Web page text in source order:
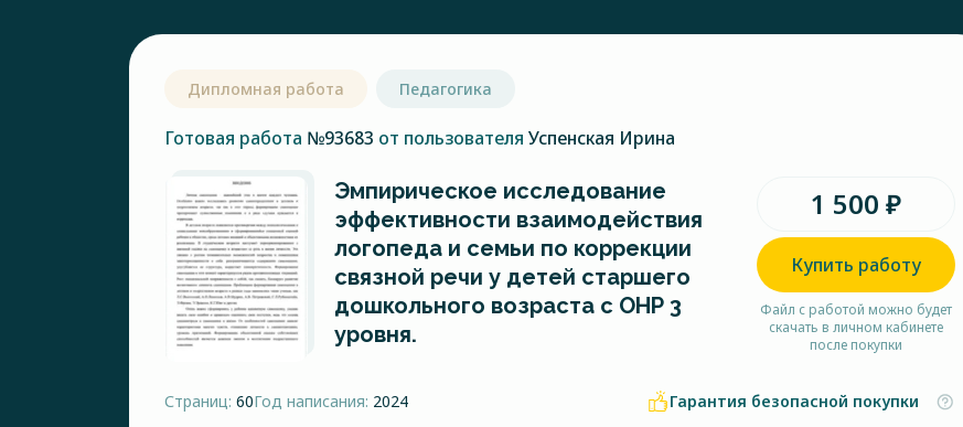
Дипломная работа Педагогика
Готовая работа №93683 от пользователя Успенская Ирина
Эмпирическое исследование
эффективности взаимодействия
логопеда и семьи по коррекции
связной речи у детей старшего
дошкольного возраста с ОНР 3
уровня.
1 500 ₽
Купить работу
Файл с работой можно будет
скачать в личном кабинете
после покупки
Страниц: 60Год написания: 2024
Гарантия безопасной покупки